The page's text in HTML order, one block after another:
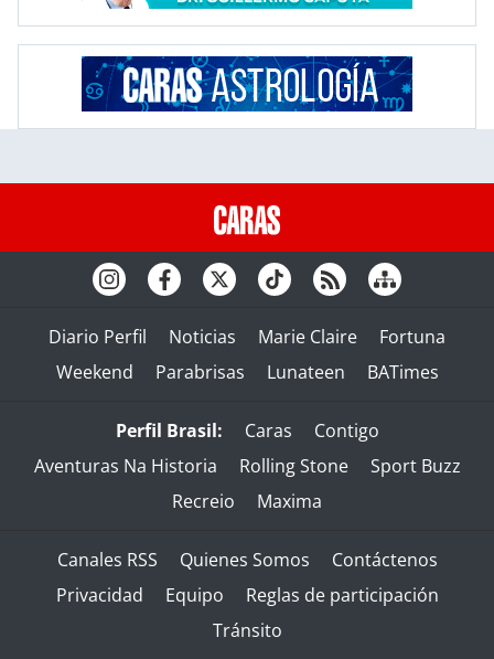
Diario Perfil Noticias Marie Claire
Fortuna
Weekend
Parabrisas Lunateen BATimes
Perfil Brasil: Caras
Contigo
Aventuras Na Historia
Rolling Stone
Sport Buzz
Recreio
Maxima
Canales RSS Quienes Somos
Contáctenos
Privacidad
Equipo
Reglas de participación
Tránsito